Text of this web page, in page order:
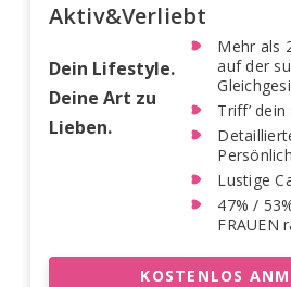
Aktiv&Verliebt
Dein Lifestyle.
Deine Art zu
Lieben.
Mehr als
auf der
Triff’
Lustige
47% /
FRAUEN
KOSTENLOS